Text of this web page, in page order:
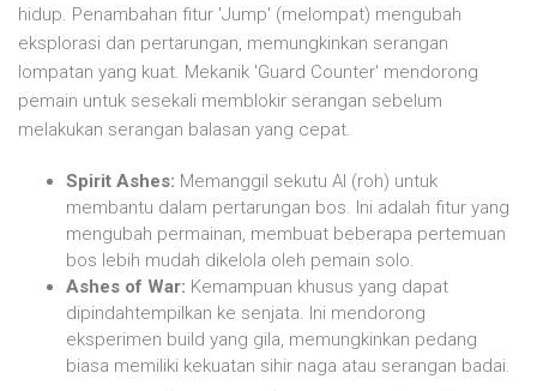
hidup. Penambahan fitur 'Jump' (melompat) mengubah
eksplorasi dan pertarungan, memungkinkan serangan
lompatan yang kuat. Mekanik 'Guard Counter' mendorong
pemain untuk sesekali memblokir serangan sebelum
melakukan serangan balasan yang cepat.
Spirit Ashes: Memanggil sekutu AI (roh) untuk
membantu dalam pertarungan bos. Ini adalah fitur yang
mengubah permainan, membuat beberapa pertemuan
bos lebih mudah dikelola oleh pemain solo.
Ashes of War: Kemampuan khusus yang dapat
dipindahtempilkan ke senjata. Ini mendorong
eksperimen build yang gila, memungkinkan pedang
biasa memiliki kekuatan sihir naga atau serangan badai.